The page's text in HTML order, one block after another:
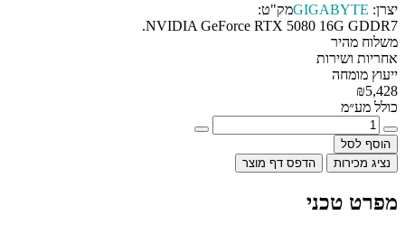
יצרן: GIGABYTEמק"ט:
NVIDIA GeForce RTX 5080 16G GDDR7.
משלוח מהיר
אחריות ושירות
ייעוץ מומחה
₪5,428
כולל מע״מ
הוסף לסל
נציג מכירות
הדפס דף מוצר
מפרט טכני